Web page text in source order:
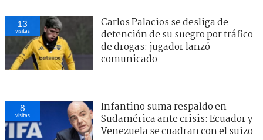
13
visitas
Carlos Palacios se desliga de
detención de su suegro por tráfico
de drogas: jugador lanzó
comunicado
8
visitas
Infantino suma respaldo en
Sudamérica ante crisis: Ecuador y
Venezuela se cuadran con el suizo